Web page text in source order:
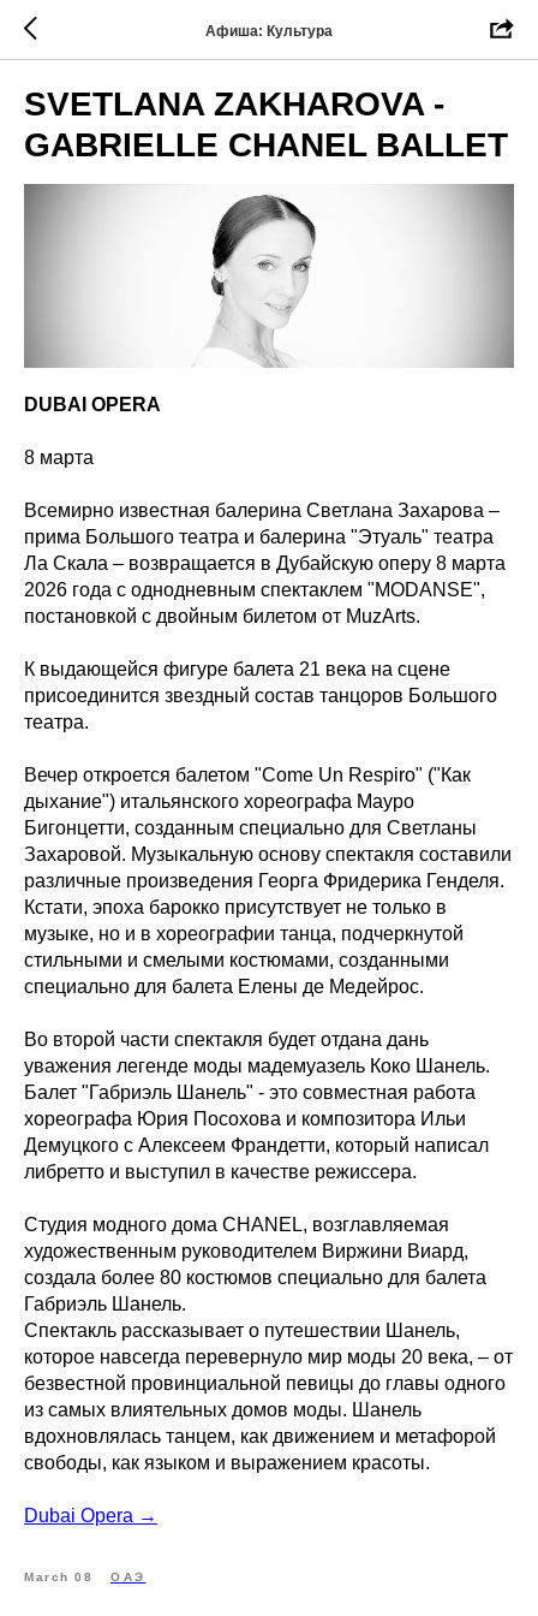
Афиша: Культура
SVETLANA ZAKHAROVA -
GABRIELLE CHANEL BALLET
DUBAI OPERA
8 марта
Всемирно известная балерина Светлана Захарова –
прима Большого театра и балерина "Этуаль" театра
Ла Скала – возвращается в Дубайскую оперу 8 марта
2026 года с однодневным спектаклем "MODANSE",
постановкой с двойным билетом от MuzArts.
К выдающейся фигуре балета 21 века на сцене
присоединится звездный состав танцоров Большого
театра.
Вечер откроется балетом "Come Un Respiro" ("Как
дыхание") итальянского хореографа Мауро
Бигонцетти, созданным специально для Светланы
Захаровой. Музыкальную основу спектакля составили
различные произведения Георга Фридерика Генделя.
Кстати, эпоха барокко присутствует не только в
музыке, но и в хореографии танца, подчеркнутой
стильными и смелыми костюмами, созданными
специально для балета Елены де Медейрос.
Во второй части спектакля будет отдана дань
уважения легенде моды мадемуазель Коко Шанель.
Балет "Габриэль Шанель" - это совместная работа
хореографа Юрия Посохова и композитора Ильи
Демуцкого с Алексеем Франдетти, который написал
либретто и выступил в качестве режиссера.
Студия модного дома CHANEL, возглавляемая
художественным руководителем Виржини Виард,
создала более 80 костюмов специально для балета
Габриэль Шанель.
Спектакль рассказывает о путешествии Шанель,
которое навсегда перевернуло мир моды 20 века, – от
безвестной провинциальной певицы до главы одного
из самых влиятельных домов моды. Шанель
вдохновлялась танцем, как движением и метафорой
свободы, как языком и выражением красоты.
Dubai Opera →
March 08 ОАЭ